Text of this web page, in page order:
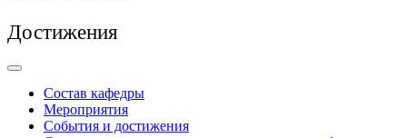
Достижения
Состав кафедры
Мероприятия
События и достижения